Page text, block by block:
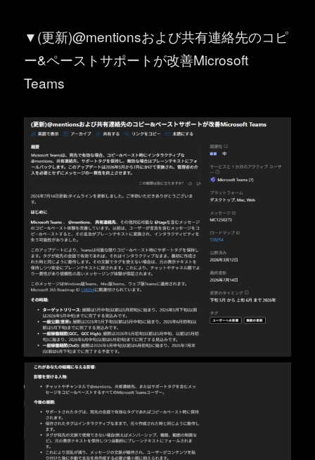
▼(更新)@mentionsおよび共有連絡先のコピ
ー&ペーストサポートが改善Microsoft
Teams